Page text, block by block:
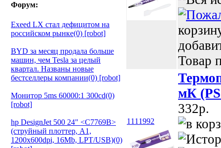
Форум:
Exeed LX стал дефицитом на
российском рынке(0) [robot]
BYD за месяц продала больше
машин, чем Tesla за целый
квартал. Названы новые
бестселлеры компании(0) [robot]
Монитор 5ms 60000:1 300cd(0)
[robot]
hp DesignJet 500 24" <C7769B>
(струйный плоттер, A1,
1200х600dpi, 16Mb, LPT/USB)(0)
Товар
1111992
мК
332p.